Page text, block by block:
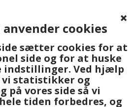
cookies
sætter cookies for at
side og for at huske
indstillinger. Ved hjælp
vi statistikker og
på vores side så vi
tiden forbedres, og